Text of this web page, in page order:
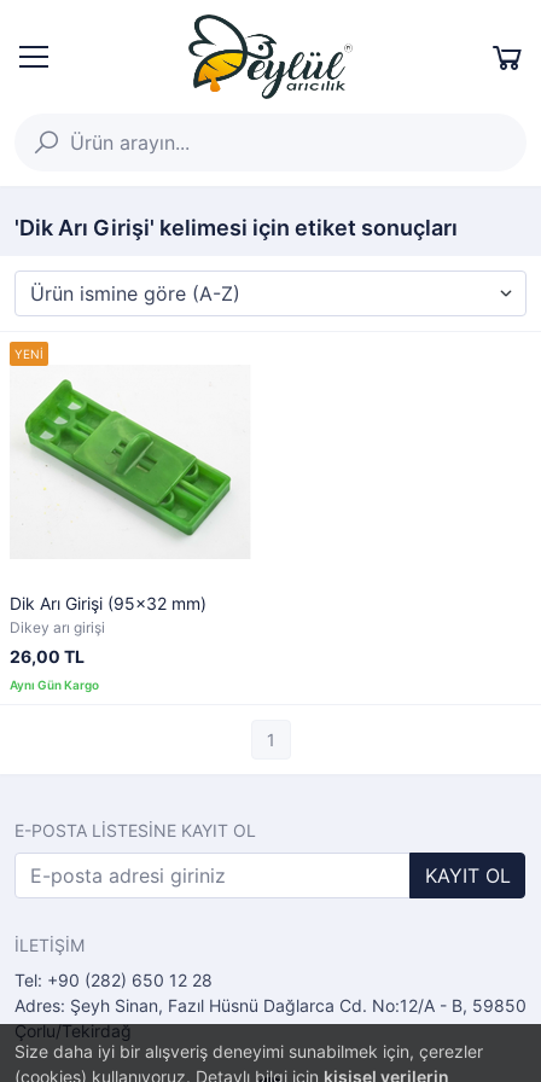
Size daha iyi bir alışveriş deneyimi sunabilmek için, çerezler
(cookies) kullanıyoruz. Detaylı bilgi için kişisel verilerin
'Dik Arı Girişi' kelimesi için etiket sonuçları
Dik Arı Girişi (95x32 mm)
Dikey arı girişi
26,00 TL
1
E-POSTA LİSTESİNE KAYIT OL
KAYIT OL
İLETİŞİM
Tel: +90 (282) 650 12 28
Adres: Şeyh Sinan, Fazıl Hüsnü Dağlarca Cd. No:12/A - B, 59850
Çorlu/Tekirdağ